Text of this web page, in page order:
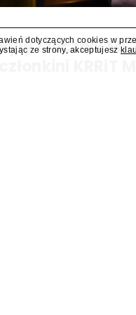
rzecznik
dotyczących cookies w
ze strony, akceptujesz